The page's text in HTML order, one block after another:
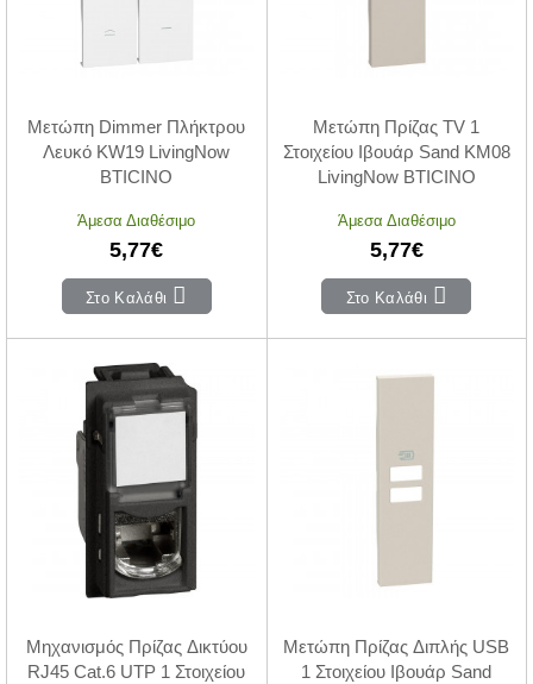
Μετώπη Dimmer Πλήκτρου
Λευκό KW19 LivingNow
BTICINO
Άμεσα Διαθέσιμο
5,77€
Στο Καλάθι
Μετώπη Πρίζας TV 1
Στοιχείου Ιβουάρ Sand KM08
LivingNow BTICINO
Άμεσα Διαθέσιμο
5,77€
Στο Καλάθι
Μηχανισμός Πρίζας Δικτύου
RJ45 Cat.6 UTP 1 Στοιχείου
Μετώπη Πρίζας Διπλής USB
1 Στοιχείου Ιβουάρ Sand